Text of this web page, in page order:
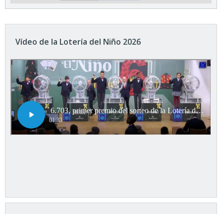
Vídeo de la Lotería del Niño 2026